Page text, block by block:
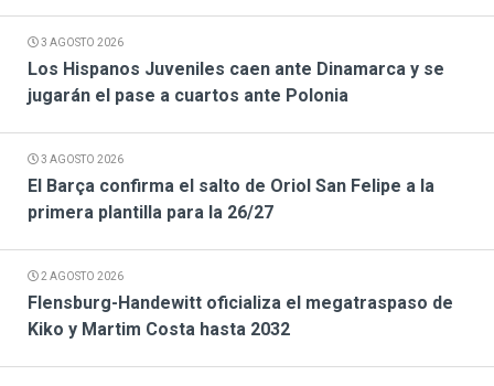
3 AGOSTO 2026
Los Hispanos Juveniles caen ante Dinamarca y se
jugarán el pase a cuartos ante Polonia
3 AGOSTO 2026
El Barça confirma el salto de Oriol San Felipe a la
primera plantilla para la 26/27
2 AGOSTO 2026
Flensburg-Handewitt oficializa el megatraspaso de
Kiko y Martim Costa hasta 2032